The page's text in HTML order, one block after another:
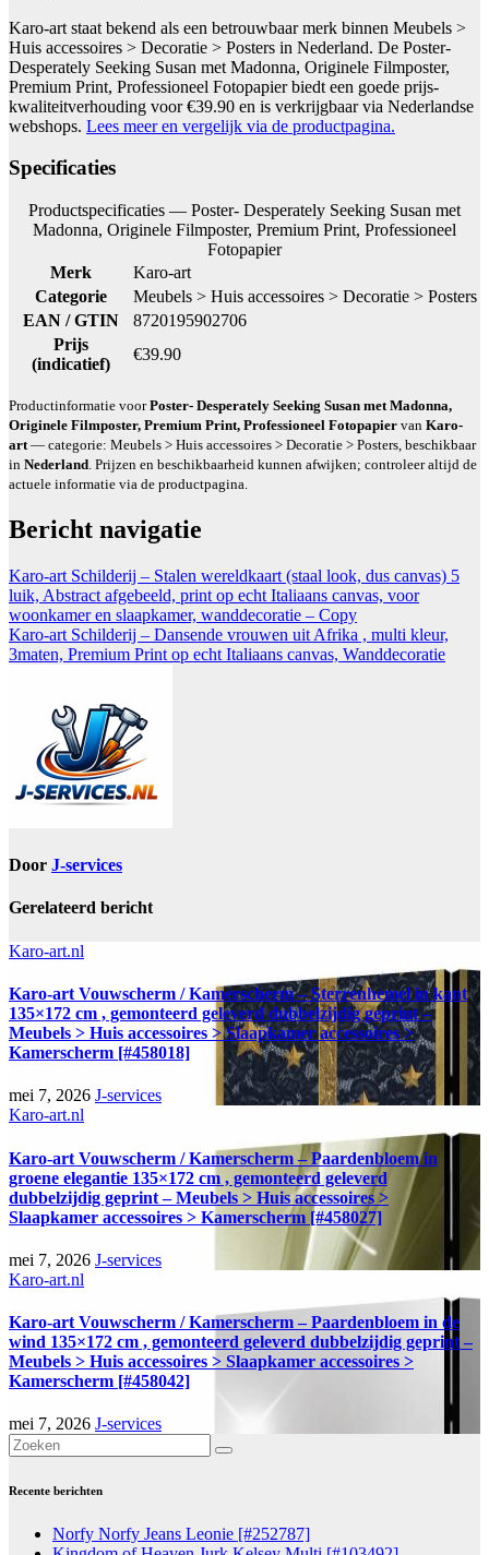
Karo-art staat bekend als een betrouwbaar merk binnen Meubels >
Huis accessoires > Decoratie > Posters in Nederland. De Poster-
Desperately Seeking Susan met Madonna, Originele Filmposter,
Premium Print, Professioneel Fotopapier biedt een goede prijs-
kwaliteitverhouding voor €39.90 en is verkrijgbaar via Nederlandse
webshops. Lees meer en vergelijk via de productpagina.
Specificaties
Productspecificaties — Poster- Desperately Seeking Susan met
Madonna, Originele Filmposter, Premium Print, Professioneel
Fotopapier
Merk
Karo-art
Categorie
Meubels > Huis accessoires > Decoratie > Posters
EAN / GTIN
8720195902706
Prijs
(indicatief)
€39.90
Productinformatie voorPoster- Desperately Seeking Susan met Madonna,
Originele Filmposter, Premium Print, Professioneel Fotopapier van Karo-
art— categorie: Meubels > Huis accessoires > Decoratie > Posters, beschikbaar
in Nederland. Prijzen en beschikbaarheid kunnen afwijken; controleer altijd de
actuele informatie via de productpagina.
Bericht navigatie
Karo-art Schilderij – Stalen wereldkaart (staal look, dus canvas) 5
luik, Abstract afgebeeld, print op echt Italiaans canvas, voor
woonkamer en slaapkamer, wanddecoratie – Copy
Karo-art Schilderij – Dansende vrouwen uit Afrika , multi kleur,
3maten, Premium Print op echt Italiaans canvas, Wanddecoratie
Door J-services
Gerelateerd bericht
Karo-art.nl
Karo-art Vouwscherm / Kamerscherm – Sterrenhemel in kant
135×172 cm , gemonteerd geleverd dubbelzijdig geprint –
Meubels > Huis accessoires > Slaapkamer accessoires >
Kamerscherm [#458018]
mei 7, 2026 J-services
Karo-art.nl
Karo-art Vouwscherm / Kamerscherm – Paardenbloem in
groene elegantie 135×172 cm , gemonteerd geleverd
dubbelzijdig geprint – Meubels > Huis accessoires >
Slaapkamer accessoires > Kamerscherm [#458027]
mei 7, 2026 J-services
Karo-art.nl
Karo-art Vouwscherm / Kamerscherm – Paardenbloem in de
wind 135×172 cm , gemonteerd geleverd dubbelzijdig geprint –
Meubels > Huis accessoires > Slaapkamer accessoires >
Kamerscherm [#458042]
mei 7, 2026 J-services
Recente berichten
Norfy Norfy Jeans Leonie [#252787]